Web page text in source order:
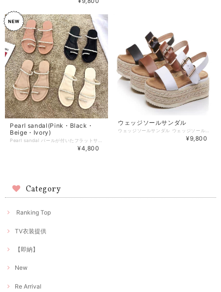
Pearl sandal(Pink・Black・
Beige・Ivory)
¥4,800
ウェッジソールサンダル
¥9,800
Category
Ranking Top
TV衣装提供
【即納】
New
Re Arrival